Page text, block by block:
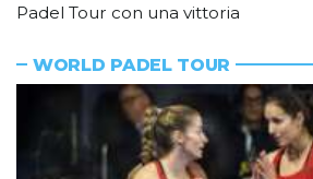
Padel Tour con una vittoria
WORLD PADEL TOUR